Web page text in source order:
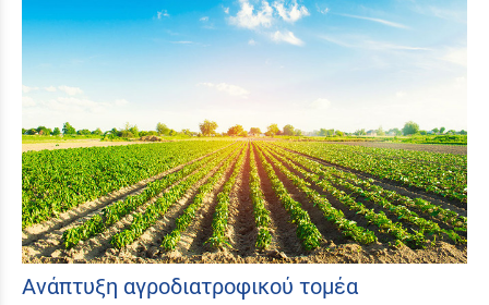
Ανάπτυξη αγροδιατροφικού τομέα